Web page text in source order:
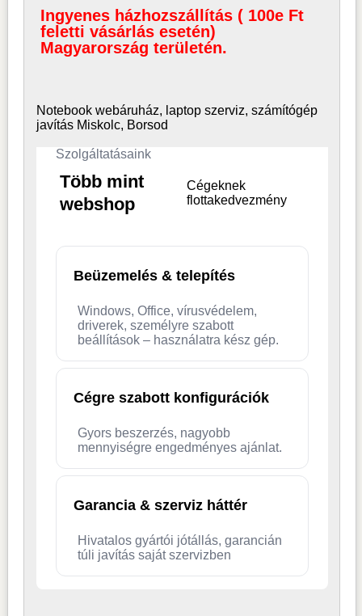
Ingyenes házhozszállítás ( 100e Ft
feletti vásárlás esetén)
Magyarország területén.
Notebook webáruház, laptop szerviz, számítógép
javítás Miskolc, Borsod
Szolgáltatásaink
Több mint
webshop
Cégeknek
flottakedvezmény
Beüzemelés & telepítés
Windows, Office, vírusvédelem,
driverek, személyre szabott
beállítások – használatra kész gép.
Cégre szabott konfigurációk
Gyors beszerzés, nagyobb
mennyiségre engedményes ajánlat.
Garancia & szerviz háttér
Hivatalos gyártói jótállás, garancián
túli javítás saját szervizben